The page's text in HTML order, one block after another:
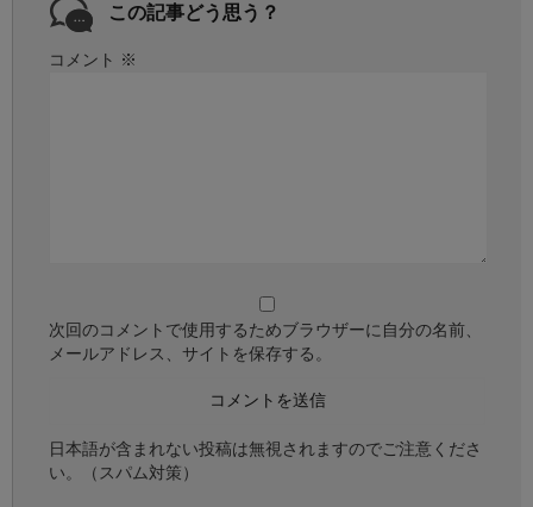
この記事どう思う？
コメント ※
次回のコメントで使用するためブラウザーに自分の名前、
メールアドレス、サイトを保存する。
日本語が含まれない投稿は無視されますのでご注意くださ
い。（スパム対策）